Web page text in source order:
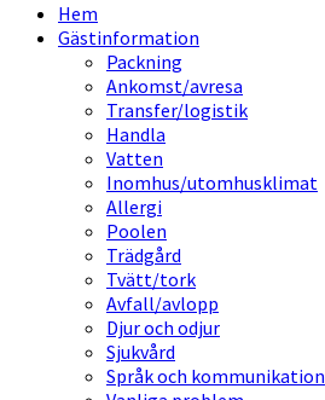
Hem
Gästinformation
Packning
Ankomst/avresa
Transfer/logistik
Handla
Vatten
Inomhus/utomhusklimat
Allergi
Poolen
Trädgård
Tvätt/tork
Avfall/avlopp
Djur och odjur
Sjukvård
Språk och kommunikation